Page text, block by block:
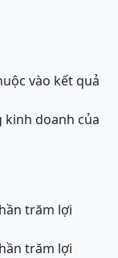
vào kết quả
kinh doanh của
trăm lợi
trăm lợi